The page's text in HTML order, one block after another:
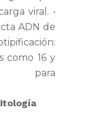
viral. •
ADN de
como 16 y
para